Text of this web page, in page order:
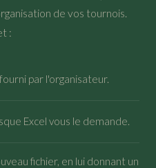
de vos tournois.
:
fourni par l'organisateur.
Excel vous le demande.
fichier, en lui donnant un